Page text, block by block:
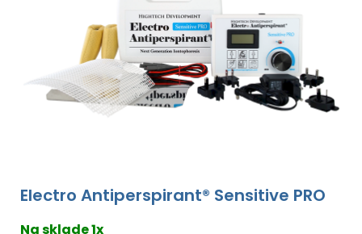
Electro Antiperspirant® Sensitive PRO
Na sklade 1x